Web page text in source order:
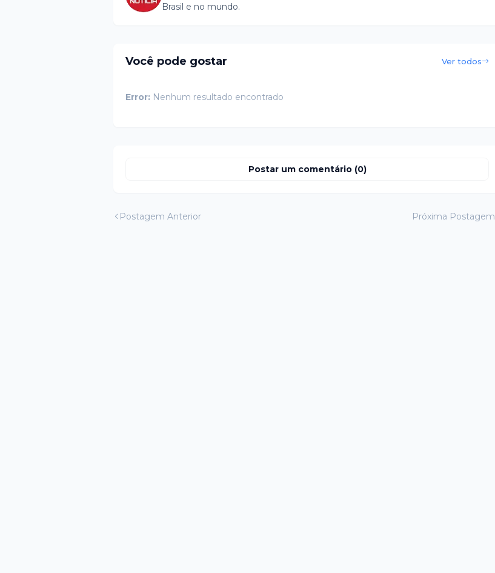
Brasil e no mundo.
Você pode gostar Ver todos
Error: Nenhum resultado encontrado
Postar um comentário (0)
Postagem Anterior Próxima Postagem